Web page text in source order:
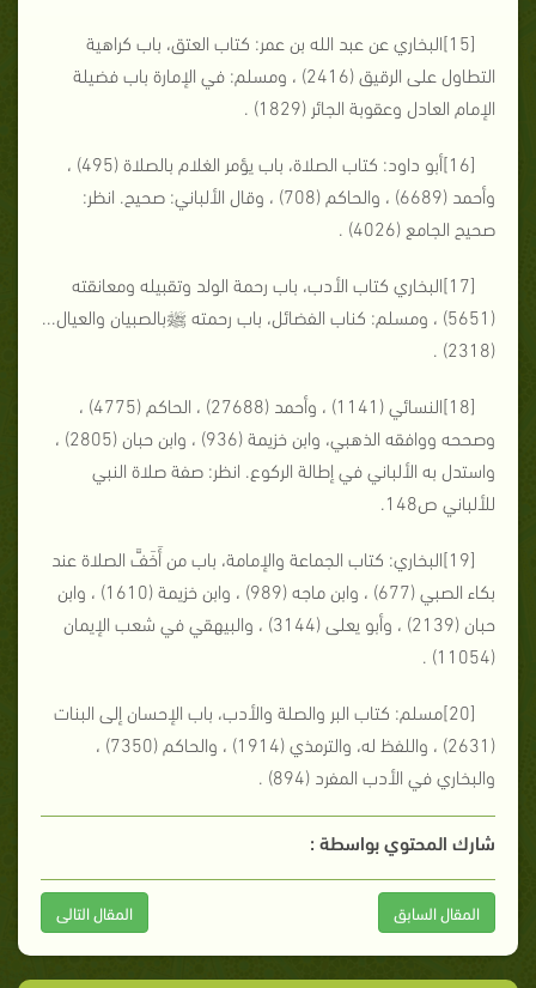
[15]البخاري عن عبد الله بن عمر: كتاب العتق، باب كراهية
التطاول على الرقيق (2416) ، ومسلم: في الإمارة باب فضيلة
الإمام العادل وعقوبة الجائر (1829) .
[16]أبو داود: كتاب الصلاة، باب يؤمر الغلام بالصلاة (495) ،
وأحمد (6689) ، والحاكم (708) ، وقال الألباني: صحيح. انظر:
صحيح الجامع (4026) .
[17]البخاري كتاب الأدب، باب رحمة الولد وتقبيله ومعانقته
(5651) ، ومسلم: كناب الفضائل، باب رحمته ﷺبالصبيان والعيال...
(2318) .
[18]النسائي (1141) ، وأحمد (27688) ، الحاكم (4775) ،
وصححه ووافقه الذهبي، وابن خزيمة (936) ، وابن حبان (2805) ،
واستدل به الألباني في إطالة الركوع. انظر: صفة صلاة النبي
للألباني ص148.
[19]البخاري: كتاب الجماعة والإمامة، باب من أَخَفَّ الصلاة عند
بكاء الصبي (677) ، وابن ماجه (989) ، وابن خزيمة (1610) ، وابن
حبان (2139) ، وأبو يعلى (3144) ، والبيهقي في شعب الإيمان
(11054) .
[20]مسلم: كتاب البر والصلة والأدب، باب الإحسان إلى البنات
(2631) ، واللفظ له، والترمذي (1914) ، والحاكم (7350) ،
والبخاري في الأدب المفرد (894) .
شارك المحتوي بواسطة :
المقال السابق المقال التالى